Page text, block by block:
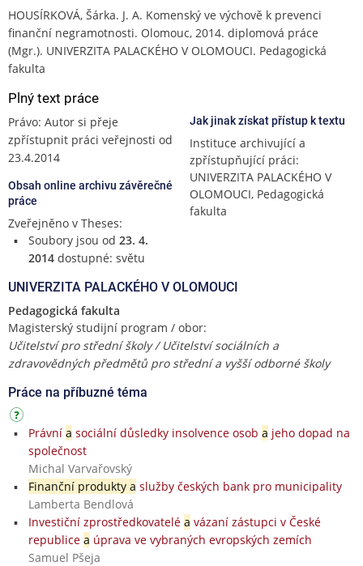
HOUSÍRKOVÁ, Šárka. J. A. Komenský ve výchově k prevenci
finanční negramotnosti. Olomouc, 2014. diplomová práce
(Mgr.). UNIVERZITA PALACKÉHO V OLOMOUCI. Pedagogická
fakulta
Plný text práce
Právo: Autor si přeje
zpřístupnit práci veřejnosti od
23.4.2014
Obsah online archivu závěrečné
práce
Zveřejněno v Theses:
Soubory jsou od 23. 4.
2014dostupné: světu
Jak jinak získat přístup k textu
Instituce archivující a
zpřístupňující práci:
UNIVERZITA PALACKÉHO V
OLOMOUCI, Pedagogická
fakulta
UNIVERZITA PALACKÉHO V OLOMOUCI
Pedagogická fakulta
Magisterský studijní program / obor:
Učitelství pro střední školy / Učitelství sociálních a
zdravovědných předmětů pro střední a vyšší odborné školy
Práce na příbuzné téma
Právní a sociální důsledky insolvence osob a jeho dopad na
společnost
Michal Varvařovský
Finanční produkty a služby českých bank pro municipality
Lamberta Bendlová
Investiční zprostředkovatelé a vázaní zástupci v České
republice a úprava ve vybraných evropských zemích
Samuel Pšeja